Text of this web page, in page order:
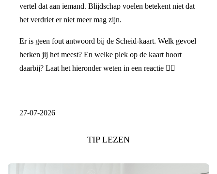
vertel dat aan iemand. Blijdschap voelen betekent niet dat
het verdriet er niet meer mag zijn.
Er is geen fout antwoord bij de Scheid-kaart. Welk gevoel
herken jij het meest? En welke plek op de kaart hoort
daarbij? Laat het hieronder weten in een reactie 👇🏼
27-07-2026
TIP LEZEN